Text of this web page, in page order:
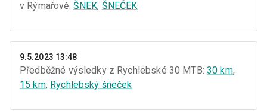
v Rýmařově: ŠNEK, ŠNEČEK
9.5.2023 13:48
Předběžné výsledky z Rychlebské 30 MTB:30 km,
15 km, Rychlebský šneček